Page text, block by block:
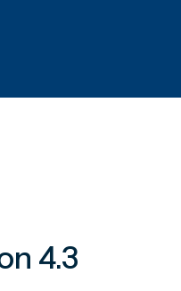
4.3